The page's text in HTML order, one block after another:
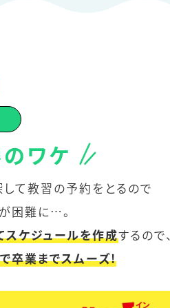
ワケ
て教習の予約をとるので
困難に…。
ケジュールを作成するので、
卒業までスムーズ!